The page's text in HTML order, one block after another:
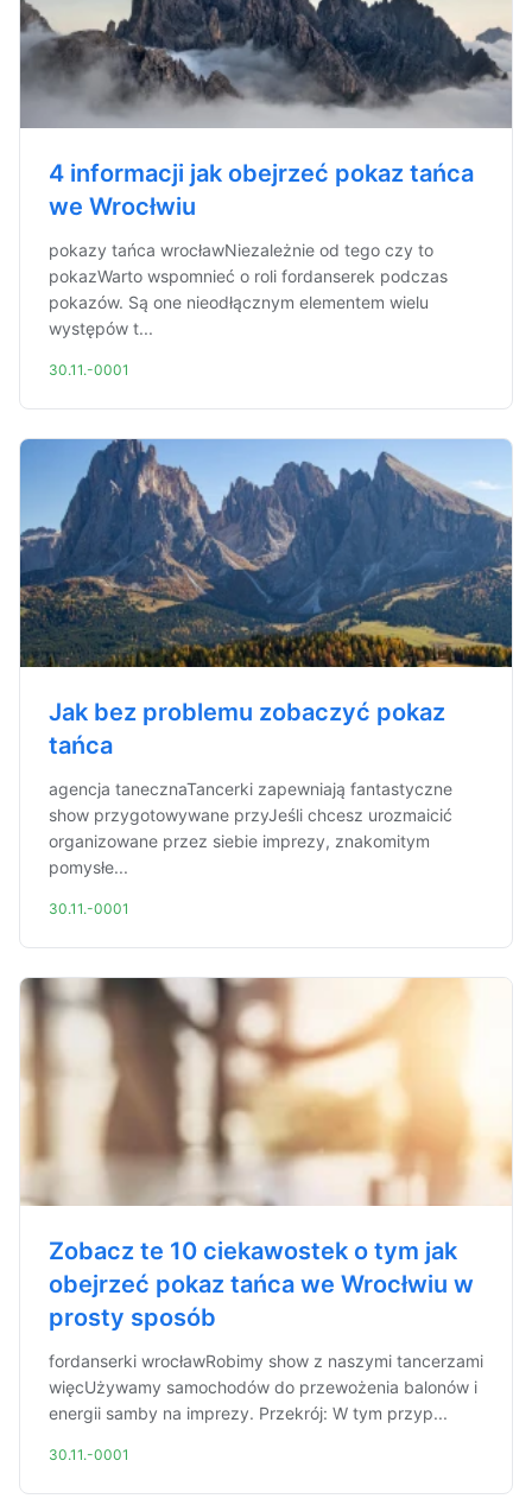
4 informacji jak obejrzeć pokaz tańca
we Wrocłwiu
pokazy tańca wrocławNiezależnie od tego czy to
pokazWarto wspomnieć o roli fordanserek podczas
pokazów. Są one nieodłącznym elementem wielu
występów t...
30.11.-0001
Jak bez problemu zobaczyć pokaz
tańca
agencja tanecznaTancerki zapewniają fantastyczne
show przygotowywane przyJeśli chcesz urozmaicić
organizowane przez siebie imprezy, znakomitym
pomysłe...
30.11.-0001
Zobacz te 10 ciekawostek o tym jak
obejrzeć pokaz tańca we Wrocłwiu w
prosty sposób
fordanserki wrocławRobimy show z naszymi tancerzami
więcUżywamy samochodów do przewożenia balonów i
energii samby na imprezy. Przekrój: W tym przyp...
30.11.-0001